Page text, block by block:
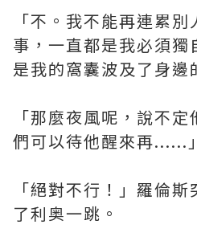
「不。我不能再連累
事，一直都是我必須獨
是我的窩囊波及了身邊
「那麼夜風呢，說不
們可以待他醒來再......」
「絕對不行！」羅倫
了利奥一跳。